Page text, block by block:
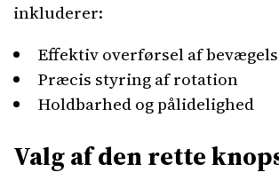
inkluderer:
Effektiv overførsel af
Præcis styring af rotation
Holdbarhed og pålidelighed
Valg af den rette